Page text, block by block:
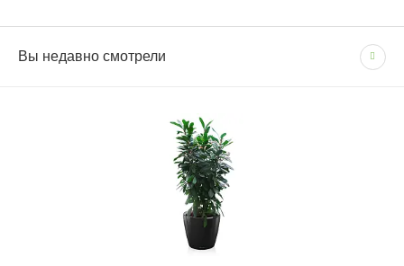
Среднее
Есть
Матовая
Напольные
Напольные
В рабочие дни с 09:00 до 22:00.
Доставка — 1–2 рабочих дня после оформления
заказа; при безналичной оплате — после поступления
При отсутствии позиции на складе: растения — 1–2
СПОСОБЫ ОПЛАТЫ
- Безналичным способом на основании счета
Вы недавно смотрели